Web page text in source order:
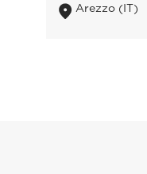
Arezzo (IT)